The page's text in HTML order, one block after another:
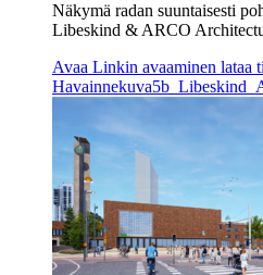
Näkymä radan suuntaisesti
Libeskind & ARCO
Avaa Linkin avaaminen lataa